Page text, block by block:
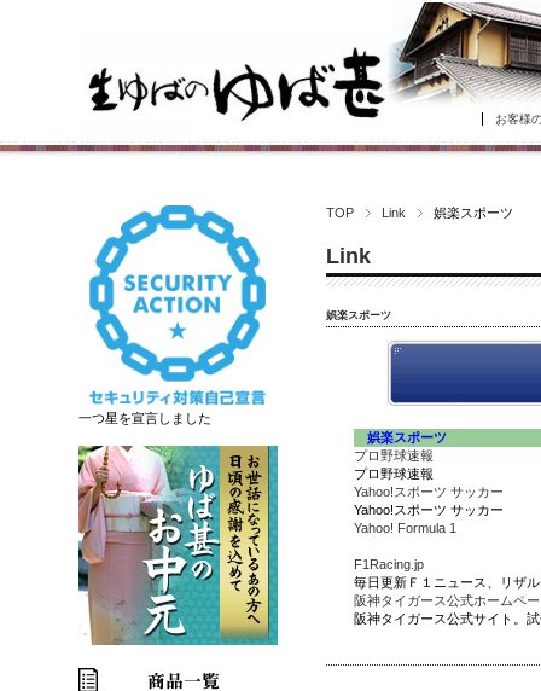
お客様
TOP Link 娯楽スポーツ
Link
娯楽スポーツ
娯楽スポーツ
プロ野球速報
プロ野球速報
Yahoo!スポーツ サッカー
Yahoo!スポーツ サッカー
Yahoo! Formula 1
F1Racing.jp
毎日更新Ｆ１ニュース、リザ
阪神タイガース公式ホームペ
阪神タイガース公式サイト。
一つ星を宣言しました